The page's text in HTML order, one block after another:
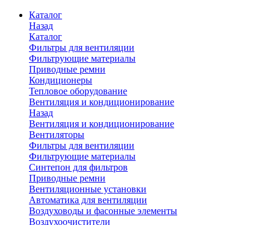
Каталог
Назад
Каталог
Фильтры для вентиляции
Фильтрующие материалы
Приводные ремни
Кондиционеры
Тепловое оборудование
Вентиляция и кондиционирование
Назад
Вентиляция и кондиционирование
Вентиляторы
Фильтры для вентиляции
Фильтрующие материалы
Синтепон для фильтров
Приводные ремни
Вентиляционные установки
Автоматика для вентиляции
Воздуховоды и фасонные элементы
Воздухоочистители